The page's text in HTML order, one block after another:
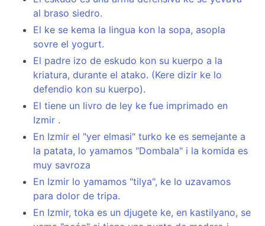
al braso siedro.
El ke se kema la lingua kon la sopa, asopla
sovre el yogurt.
El padre izo de eskudo kon su kuerpo a la
kriatura, durante el atako. (Kere dizir ke lo
defendio kon su kuerpo).
El tiene un livro de ley ke fue imprimado en
Izmir .
En Izmir el "yer elmasi" turko ke es semejante a
la patata, lo yamamos "Dombala" i la komida es
muy savroza
En Izmir lo yamamos "tilya", ke lo uzavamos
para dolor de tripa.
En Izmir, toka es un djugete ke, en kastilyano, se